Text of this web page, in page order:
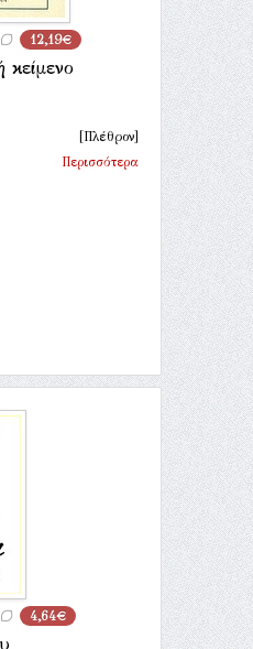
12,19€
κείμενο
[Πλέθρον]
Περισσότερα
4,64€